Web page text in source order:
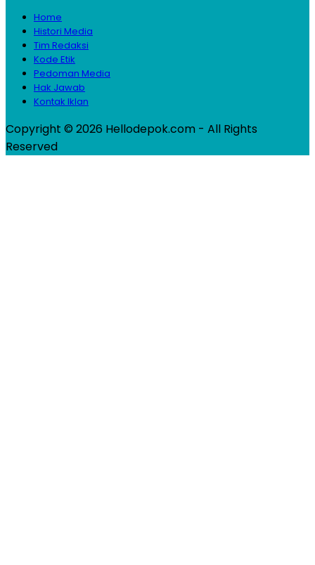
Home
Histori Media
Tim Redaksi
Kode Etik
Pedoman Media
Hak Jawab
Kontak Iklan
Copyright © 2026 Hellodepok.com - All Rights
Reserved